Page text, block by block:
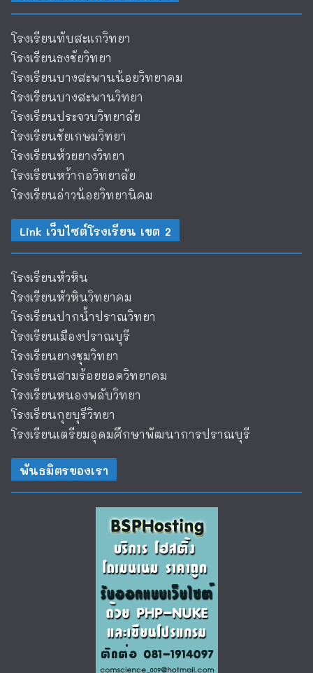
โรงเรียนทับสะแกวิทยา
โรงเรียนธงชัยวิทยา
โรงเรียนบางสะพานน้อยวิทยาคม
โรงเรียนบางสะพานวิทยา
โรงเรียนประจวบวิทยาลัย
โรงเรียนชัยเกษมวิทยา
โรงเรียนห้วยยางวิทยา
โรงเรียนหว้ากอวิทยาลัย
โรงเรียนอ่าวน้อยวิทยานิคม
Link เว็บไซต์โรงเรียน เขต 2
โรงเรียนหัวหิน
โรงเรียนหัวหินวิทยาคม
โรงเรียนปากน้ำปราณวิทยา
โรงเรียนเมืองปราณบุรี
โรงเรียนยางชุมวิทยา
โรงเรียนสามร้อยยอดวิทยาคม
โรงเรียนหนองพลับวิทยา
โรงเรียนกุยบุรีวิทยา
โรงเรียนเตรียมอุดมศึกษาพัฒนาการปราณบุรี
พันธมิตรของเรา